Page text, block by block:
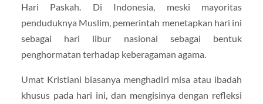
Hari Paskah. Di Indonesia, meski mayoritas
penduduknya Muslim, pemerintah menetapkan hari ini
sebagai hari libur nasional sebagai bentuk
penghormatan terhadap keberagaman agama.
Umat Kristiani biasanya menghadiri misa atau ibadah
khusus pada hari ini, dan mengisinya dengan refleksi